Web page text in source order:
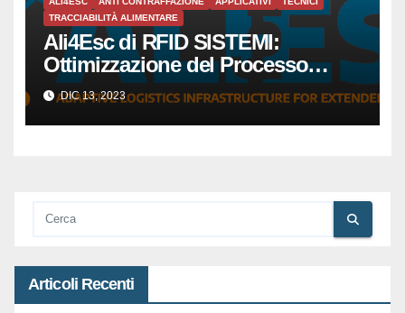
TRACCIABILITÀ ALIMENTARE
Ali4Esc di RFID SISTEMI:
Ottimizzazione del Processo
Produttivo per Piccole e Medie
Imprese tramite la Tecnologia
RFID
DIC 13, 2023
Articoli Recenti